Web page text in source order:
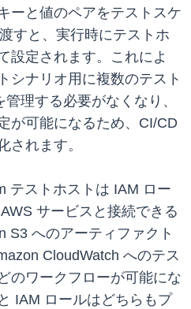
ーと値のペアをテストスケ
すと、実行時にテストホ
設定されます。これによ
シナリオ用に複数のテスト
理する必要がなくなり、
が可能になるため、CI/CD
されます。
テストホストは IAM ロー
サービスと接続できる
S3 へのアーティファクト
CloudWatch へのテス
のワークフローが可能にな
IAM ロールはどちらもプ